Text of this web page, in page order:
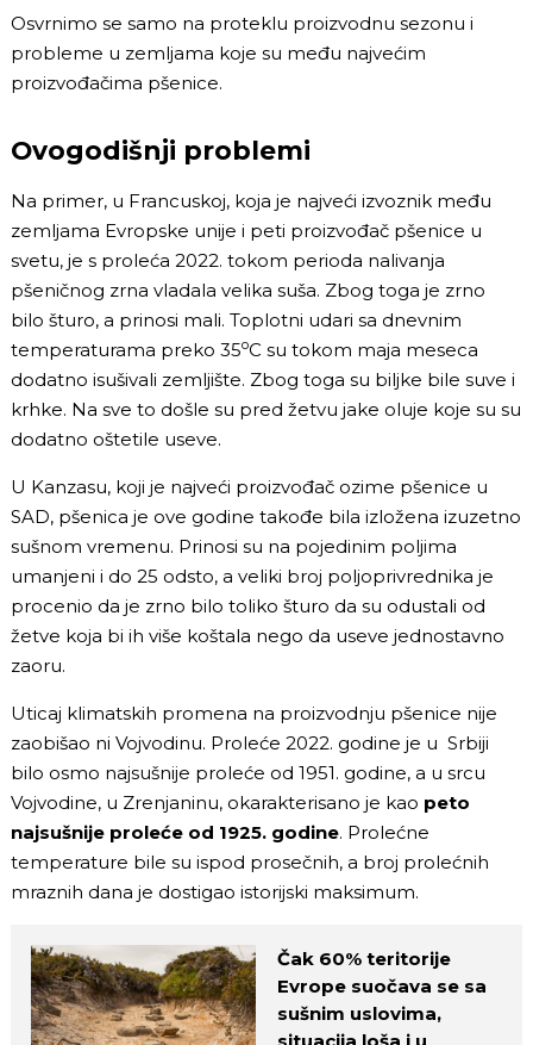
Osvrnimo se samo na proteklu proizvodnu sezonu i
probleme u zemljama koje su među najvećim
proizvođačima pšenice.
Ovogodišnji problemi
Na primer, u Francuskoj, koja je najveći izvoznik među
zemljama Evropske unije i peti proizvođač pšenice u
svetu, je s proleća 2022. tokom perioda nalivanja
pšeničnog zrna vladala velika suša. Zbog toga je zrno
bilo šturo, a prinosi mali. Toplotni udari sa dnevnim
temperaturama preko 35oC su tokom maja meseca
dodatno isušivali zemljište. Zbog toga su biljke bile suve i
krhke. Na sve to došle su pred žetvu jake oluje koje su su
dodatno oštetile useve.
U Kanzasu, koji je najveći proizvođač ozime pšenice u
SAD, pšenica je ove godine takođe bila izložena izuzetno
sušnom vremenu. Prinosi su na pojedinim poljima
umanjeni i do 25 odsto, a veliki broj poljoprivrednika je
procenio da je zrno bilo toliko šturo da su odustali od
žetve koja bi ih više koštala nego da useve jednostavno
zaoru.
Uticaj klimatskih promena na proizvodnju pšenice nije
zaobišao ni Vojvodinu. Proleće 2022. godine je u Srbiji
bilo osmo najsušnije proleće od 1951. godine, a u srcu
Vojvodine, u Zrenjaninu, okarakterisano je kao peto
najsušnije proleće od 1925. godine. Prolećne
temperature bile su ispod prosečnih, a broj prolećnih
mraznih dana je dostigao istorijski maksimum.
Čak 60% teritorije
Evrope suočava se sa
sušnim uslovima,